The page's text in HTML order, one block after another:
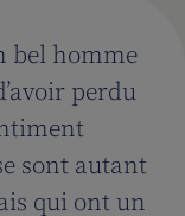
bel homme
perdu
sont autant
qui ont un